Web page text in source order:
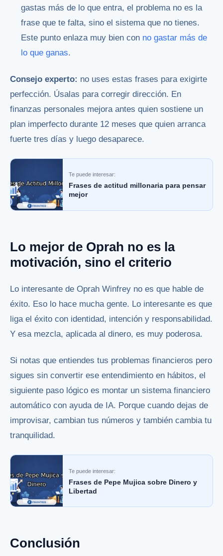
gastas más de lo que entra, el problema no es la
frase que te falta, sino el sistema que no tienes.
Este punto enlaza muy bien con no gastar más de
lo que ganas.
Consejo experto: no uses estas frases para exigirte
perfección. Úsalas para corregir dirección. En
finanzas personales mejora antes quien sostiene un
plan imperfecto durante 12 meses que quien arranca
fuerte tres días y luego desaparece.
Te puede interesar:
Frases de actitud millonaria para pensar
mejor
Lo mejor de Oprah no es la
motivación, sino el criterio
Lo interesante de Oprah Winfrey no es que hable de
éxito. Eso lo hace mucha gente. Lo interesante es que
liga el éxito con identidad, intención y responsabilidad.
Y esa mezcla, aplicada al dinero, es muy poderosa.
Si notas que entiendes tus problemas financieros pero
sigues sin convertir ese entendimiento en hábitos, el
siguiente paso lógico es montar un sistema financiero
automático con ayuda de IA. Porque cuando dejas de
improvisar, cambian tus números y también cambia tu
tranquilidad.
Te puede interesar:
Frases de Pepe Mujica sobre Dinero y
Libertad
Conclusión